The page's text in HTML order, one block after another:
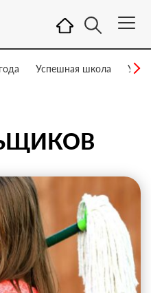
Успешная школа